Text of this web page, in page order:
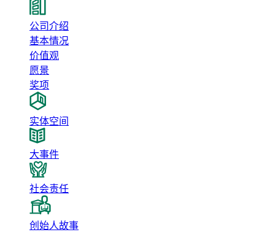
公司介绍
基本情况
价值观
愿景
奖项
实体空间
大事件
社会责任
创始人故事